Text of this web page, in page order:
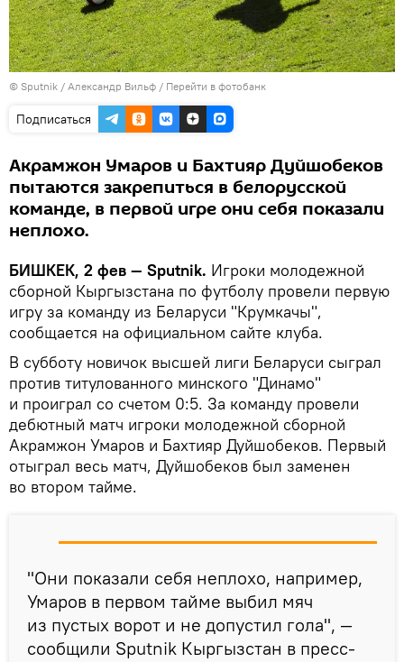
© Sputnik / Александр Вильф / Перейти в фотобанк
Подписаться
Акрамжон Умаров и Бахтияр Дуйшобеков
пытаются закрепиться в белорусской
команде, в первой игре они себя показали
неплохо.
БИШКЕК, 2 фев — Sputnik. Игроки молодежной
сборной Кыргызстана по футболу провели первую
игру за команду из Беларуси "Крумкачы",
сообщается на официальном сайте клуба.
В субботу новичок высшей лиги Беларуси сыграл
против титулованного минского "Динамо"
и проиграл со счетом 0:5. За команду провели
дебютный матч игроки молодежной сборной
Акрамжон Умаров и Бахтияр Дуйшобеков. Первый
отыграл весь матч, Дуйшобеков был заменен
во втором тайме.
"Они показали себя неплохо, например,
Умаров в первом тайме выбил мяч
из пустых ворот и не допустил гола", —
сообщили Sputnik Кыргызстан в пресс-